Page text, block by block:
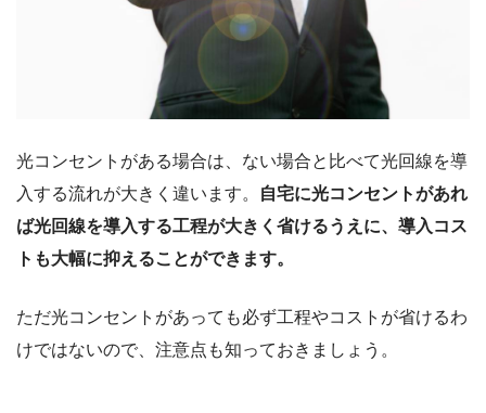
光コンセントがある場合は、ない場合と比べて光回線を導
入する流れが大きく違います。
自宅に光コンセントがあれ
ば光回線を導入する工程が大きく省けるうえに、導入コス
トも大幅に抑えることができます。
ただ光コンセントがあっても必ず工程やコストが省けるわ
けではないので、注意点も知っておきましょう。